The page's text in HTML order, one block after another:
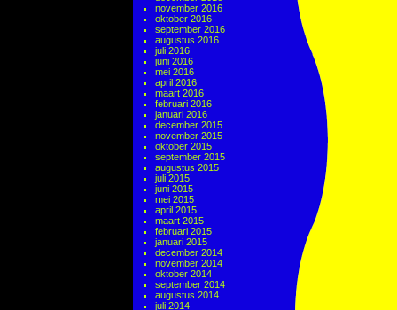
november 2016
oktober 2016
september 2016
augustus 2016
juli 2016
juni 2016
mei 2016
april 2016
maart 2016
februari 2016
januari 2016
december 2015
november 2015
oktober 2015
september 2015
augustus 2015
juli 2015
juni 2015
mei 2015
april 2015
maart 2015
februari 2015
januari 2015
december 2014
november 2014
oktober 2014
september 2014
augustus 2014
juli 2014